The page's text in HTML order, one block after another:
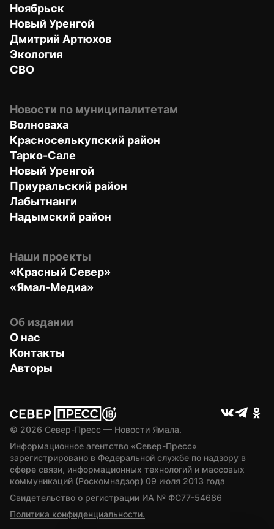
Ноябрьск
Новый Уренгой
Дмитрий Артюхов
Экология
СВО
Новости по муниципалитетам
Волноваха
Красноселькупский район
Тарко-Сале
Новый Уренгой
Приуральский район
Лабытнанги
Надымский район
Наши проекты
«Красный Север»
«Ямал-Медиа»
Об издании
О нас
Контакты
Авторы
© 2026 Север-Пресс — Новости Ямала.
Информационное агентство «Север-Пресс»
зарегистрировано в Федеральной службе по надзору в
сфере связи, информационных технологий и массовых
коммуникаций (Роскомнадзор) 09 июля 2013 года
Свидетельство о регистрации ИА № ФС77-54686
Политика конфиденциальности.